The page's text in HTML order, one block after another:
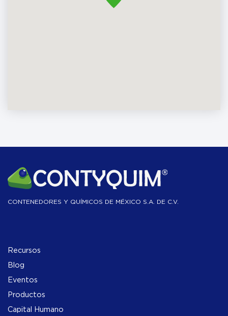
CONTENEDORES Y QUÍMICOS DE MÉXICO S.A. DE C.V.
Recursos
Blog
Eventos
Productos
Capital Humano